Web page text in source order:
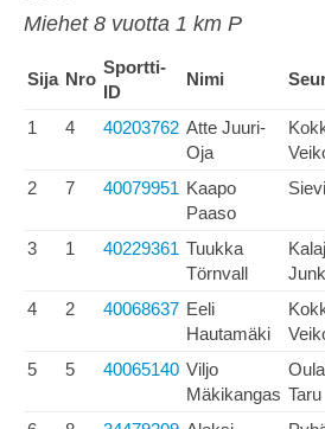
Miehet 8 vuotta 1 km P
Sija Nro
Sportti-
ID
Nimi
1 4 40203762 Atte Juuri-
Oja
2 7 40079951 Kaapo
Paaso
3 1 40229361 Tuukka
Törnvall
4 2 40068637 Eeli
Hautamäki
5 5 40065140 Viljo
Mäkikangas Taru